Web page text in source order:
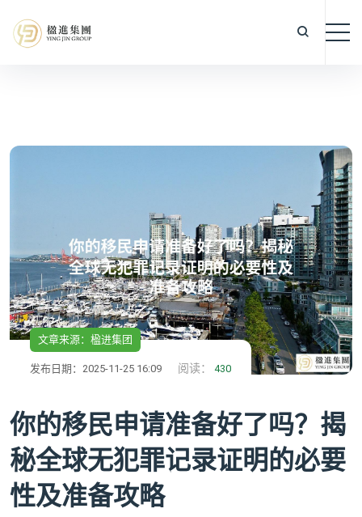
文章来源：楹进集团
发布日期：2025-11-25 16:09 阅读： 430
你的移民申请准备好了吗？揭
秘全球无犯罪记录证明的必要
性及准备攻略